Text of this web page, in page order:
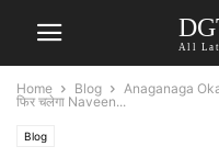
All
Home Blog
Anaganaga
फिर चलेगा Naveen...
Blog